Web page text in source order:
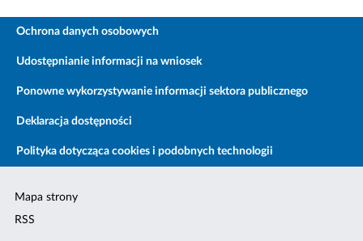
Ochrona danych osobowych
Udostępnianie informacji na wniosek
Ponowne wykorzystywanie informacji sektora publicznego
Deklaracja dostępności
Polityka dotycząca cookies i podobnych technologii
Mapa strony
RSS